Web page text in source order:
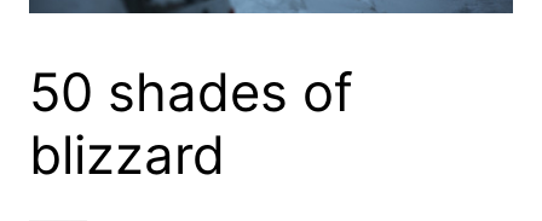
50 shades of
blizzard